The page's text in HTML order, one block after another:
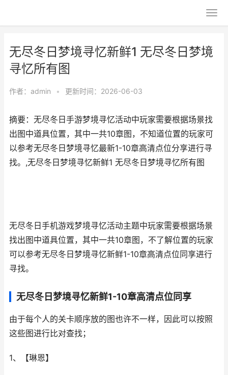
无尽冬日梦境寻忆新鲜1 无尽冬日梦境
寻忆所有图
作者： admin • 更新时间：2026-06-03
摘要：无尽冬日手游梦境寻忆活动中玩家需要根据场景找
出图中道具位置，其中一共10章图，不知道位置的玩家可
以参考无尽冬日梦境寻忆最新1-10章高清点位分享进行寻
找。,无尽冬日梦境寻忆新鲜1 无尽冬日梦境寻忆所有图
无尽冬日手机游戏梦境寻忆活动主题中玩家需要根据场景
找出图中道具位置，其中一共10章图，不了解位置的玩家
可以参考无尽冬日梦境寻忆新鲜1-10章高清点位同享进行
寻找。
无尽冬日梦境寻忆新鲜1-10章高清点位同享
由于每个人的关卡顺序放的图也许不一样，因此可以按照
这些图进行比对查找；
1、【琳恩】